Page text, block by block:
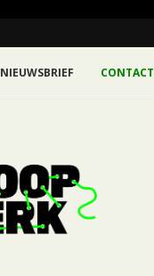
NIEUWSBRIEF CONTACT